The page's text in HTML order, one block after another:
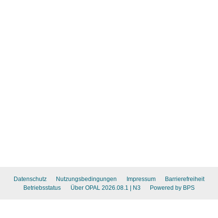
Datenschutz Nutzungsbedingungen Impressum
Barrierefreiheit
Betriebsstatus
Über OPAL 2026.08.1 | N3 Powered by BPS